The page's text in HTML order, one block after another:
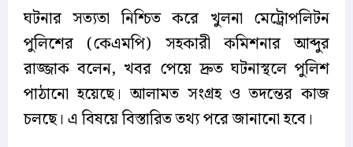
ঘটনার সত্যতা নিশ্চিত করে খুলনা মেট্রোপলিটন
পুলিশের (কেএমপি) সহকারী কমিশনার আব্দুর
রাজ্জাক বলেন, খবর পেয়ে দ্রুত ঘটনাস্থলে পুলিশ
পাঠানো হয়েছে। আলামত সংগ্রহ ও তদন্তের কাজ
চলছে। এ বিষয়ে বিস্তারিত তথ্য পরে জানানো হবে।